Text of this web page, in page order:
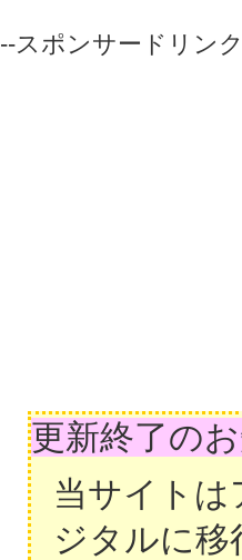
--スポンサードリン
更新終了の
当サイト
ジタルに移